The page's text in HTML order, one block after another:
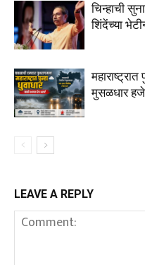
चिन्हाची
शिंदेंच्या
मुसळधार
LEAVE A REPLY